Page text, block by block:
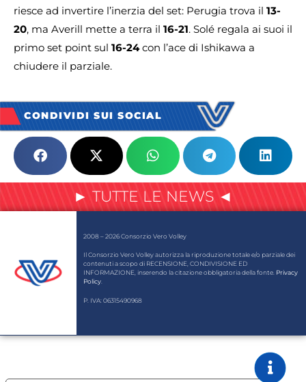
riesce ad invertire l’inerzia del set: Perugia trova il 13-
20, ma Averill mette a terra il 16-21. Solé regala ai suoi il
primo set point sul 16-24con l’ace di Ishikawa a
chiudere il parziale.
CONDIVIDI SUI SOCIAL
► TUTTE LE NEWS ◄
2008 – 2026 Consorzio Vero Volley
Il Consorzio Vero Volley autorizza la riproduzione totale e/o parziale dei
contenuti a scopo di RECENSIONE, CONDIVISIONE ED
INFORMAZIONE, inserendo la citazione obbligatoria della fonte. Privacy
Policy
P. IVA: 06315490968